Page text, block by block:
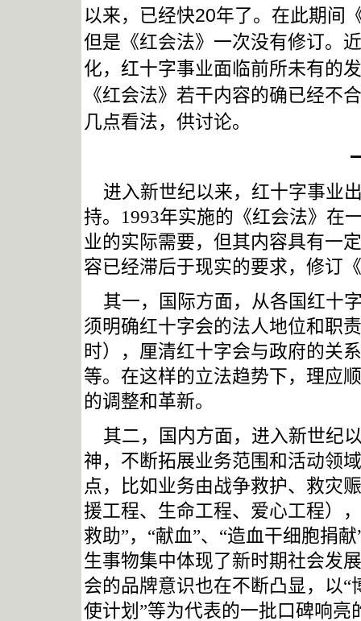
以来，已经快20年了。在此期间
但是《红会法》一次没有修订。
化，红十字事业面临前所未有的
《红会法》若干内容的确已经不
几点看法，供讨论。
进入新世纪以来，红十字事业
持。 1993年实施的《红会法》在
业的实际需要，但其内容具有一
容已经滞后于现实的要求，修订
其一，国际方面，从各国红十
须明确红十字会的法人地位和职
时），厘清红十字会与政府的关
等。在这样的立法趋势下，理应
的调整和革新。
其二，国内方面，进入新世纪
神，不断拓展业务范围和活动领
点，比如业务由战争救护、救灾
援工程、生命工程、爱心工程）
救助”，“献血”、“造血干细胞捐
生事物集中体现了新时期社会发
会的品牌意识也在不断凸显，以“
使计划”等为代表的一批口碑响